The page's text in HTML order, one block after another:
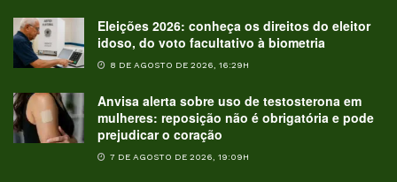
Eleições 2026: conheça os direitos do eleitor
idoso, do voto facultativo à biometria
8 DE AGOSTO DE 2026, 16:29H
Anvisa alerta sobre uso de testosterona em
mulheres: reposição não é obrigatória e pode
prejudicar o coração
7 DE AGOSTO DE 2026, 19:09H